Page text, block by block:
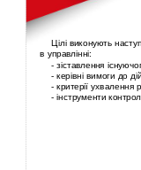
Цілі виконують
в управлінні:
- зіставлення
- керівні вимоги до
- критерії ухвалення
- інструменти